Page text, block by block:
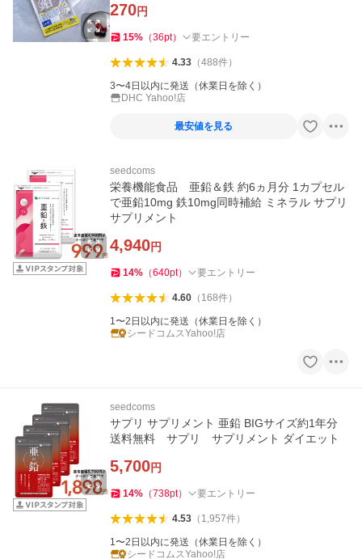
270円
15% （36pt） 要エントリー
4.33（488件）
3〜4日以内に発送（休業日を除く）
DHC Yahoo!店
最安値を見る
seedcoms
栄養機能食品 亜鉛＆鉄 約6ヵ月分 1カプセル
で亜鉛10mg 鉄10mg同時補給 ミネラル サプリ
サプリメント
4,940円
14% （640pt） 要エントリー
4.60（ 168件）
1〜2日以内に発送（休業日を除く）
シードコムスYahoo!店
seedcoms
サプリ サプリメント 亜鉛 BIGサイズ約1年分
送料無料 サプリ サプリメント ダイエット
5,700円
14% （738pt） 要エントリー
4.53（ 1,957件）
1〜2日以内に発送（休業日を除く）
シードコムスYahoo!店